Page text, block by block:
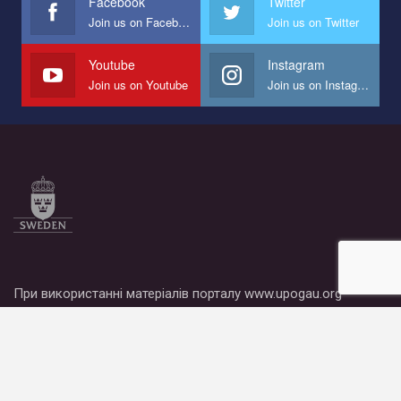
Мы просим вас поддержать нас и помочь нам реализовать
наш план по борьбе с насилием и дискриминацией на почве
СОГИ в Украине.
Все, что вам нужно сделать - это зайти на наш канал YouTube
Join us on Facebook Join us on Twitter
Youtube
Join us on Youtube
Instagram
Join us on Instagram
При використанні матеріалів порталу www.upogau.org